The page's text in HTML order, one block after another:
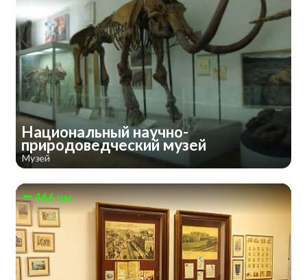
Национальный научно-
природоведческий музей
Музей
466 км